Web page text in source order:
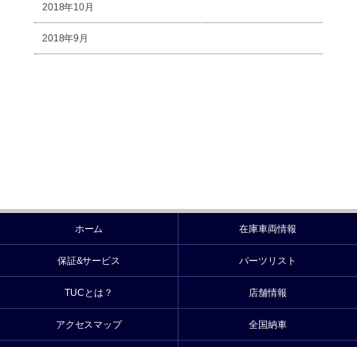
2018年10月
2018年9月
ホーム 在庫車両情報
保証&サービス パーツリスト
TUCとは？ 店舗情報
アクセスマップ 全国納車